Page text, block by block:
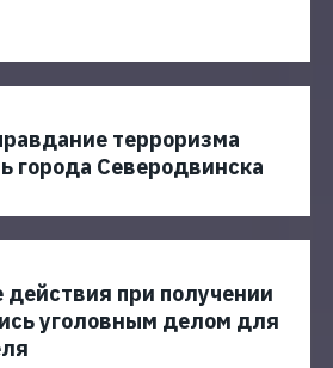
терроризма
города Северодвинска
при получении
уголовным делом для